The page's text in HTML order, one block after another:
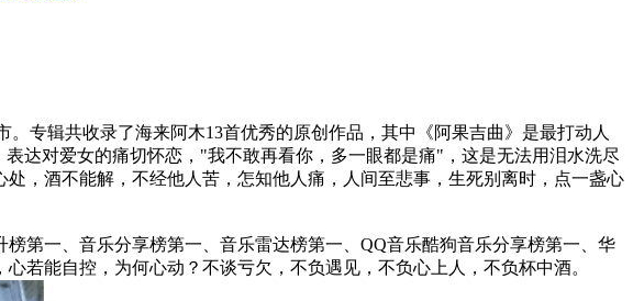
专辑共收录了海来阿木13首优秀的原创作品，其中《阿果吉曲》是最打动人
达对爱女的痛切怀恋，"我不敢再看你，多一眼都是痛"，这是无法用泪水洗尽
，酒不能解，不经他人苦，怎知他人痛，人间至悲事，生死别离时，点一盏心
第一、音乐分享榜第一、音乐雷达榜第一、QQ音乐酷狗音乐分享榜第一、华
若能自控，为何心动？不谈亏欠，不负遇见，不负心上人，不负杯中酒。